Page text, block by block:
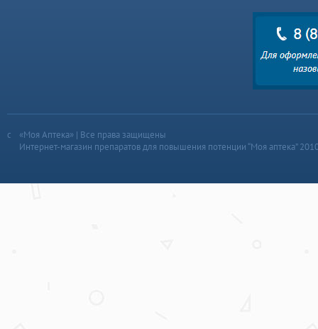
«Моя Аптека» | Все права защищены
Интернет-магазин препаратов для повышения потенции “Моя аптека”